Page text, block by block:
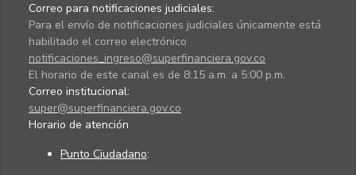
Correo para notificaciones judiciales:
Para el envío de notificaciones judiciales únicamente está
habilitado el correo electrónico
notificaciones_ingreso@superfinanciera.gov.co
El horario de este canal es de 8:15 a.m. a 5:00 p.m.
Correo institucional:
super@superfinanciera.gov.co
Horario de atención
Punto Ciudadano: